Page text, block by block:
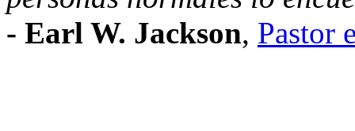
- Earl W. Jackson, Pastor